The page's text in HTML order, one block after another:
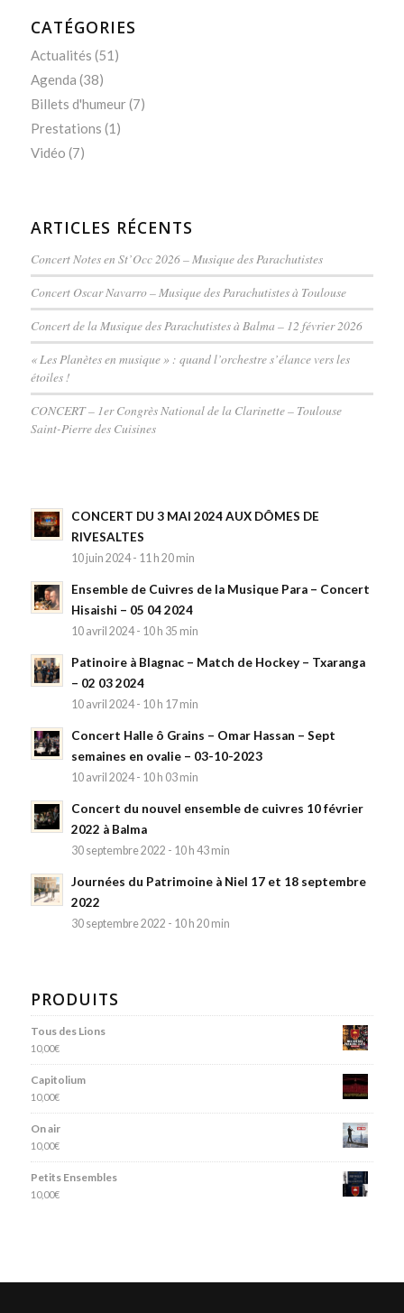
CATÉGORIES
Actualités (51)
Agenda (38)
Billets d'humeur(7)
Prestations (1)
Vidéo (7)
ARTICLES RÉCENTS
Concert Notes en St’Occ 2026 – Musique des Parachutistes
Concert Oscar Navarro – Musique des Parachutistes à Toulouse
Concert de la Musique des Parachutistes à Balma – 12 février 2026
« Les Planètes en musique » : quand l’orchestre s’élance vers les
étoiles !
CONCERT – 1er Congrès National de la Clarinette – Toulouse
Saint-Pierre des Cuisines
CONCERT DU 3 MAI 2024 AUX DÔMES DE
RIVESALTES
10 juin 2024 - 11 h 20 min
Ensemble de Cuivres de la Musique Para – Concert
Hisaishi – 05 04 2024
10 avril 2024 - 10 h 35 min
Patinoire à Blagnac – Match de Hockey – Txaranga
– 02 03 2024
10 avril 2024 - 10 h 17 min
Concert Halle ô Grains – Omar Hassan – Sept
semaines en ovalie – 03-10-2023
10 avril 2024 - 10 h 03 min
Concert du nouvel ensemble de cuivres 10 février
2022 à Balma
30 septembre 2022 - 10 h 43 min
Journées du Patrimoine à Niel 17 et 18 septembre
2022
30 septembre 2022 - 10 h 20 min
PRODUITS
Tous des Lions
10,00€
Capitolium
10,00€
On air
10,00€
Petits Ensembles
10,00€